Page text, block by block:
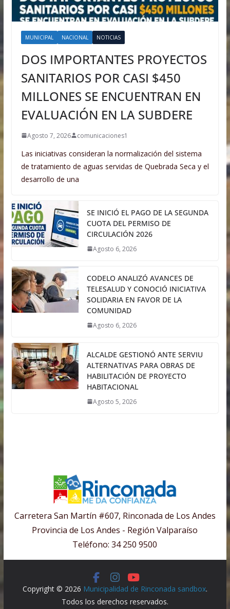
MUNICIPAL NACIONAL NOTICIAS
DOS IMPORTANTES PROYECTOS
SANITARIOS POR CASI $450
MILLONES SE ENCUENTRAN EN
EVALUACIÓN EN LA SUBDERE
Agosto 7, 2026 comunicaciones1
Las iniciativas consideran la normalización del sistema
de tratamiento de aguas servidas de Quebrada Seca y el
desarrollo de una
SE INICIÓ EL PAGO DE LA SEGUNDA
CUOTA DEL PERMISO DE
CIRCULACIÓN 2026
Agosto 6, 2026
CODELO ANALIZÓ AVANCES DE
TELESALUD Y CONOCIÓ INICIATIVA
SOLIDARIA EN FAVOR DE LA
COMUNIDAD
Agosto 6, 2026
ALCALDE GESTIONÓ ANTE SERVIU
ALTERNATIVAS PARA OBRAS DE
HABILITACIÓN DE PROYECTO
HABITACIONAL
Agosto 5, 2026
Carretera San Martín #607, Rinconada de Los Andes
Provincia de Los Andes - Región Valparaíso
Teléfono: 34 250 9500
Copyright © 2026 Municipalidad de Rinconada sandbox.
Todos los derechos reservados.